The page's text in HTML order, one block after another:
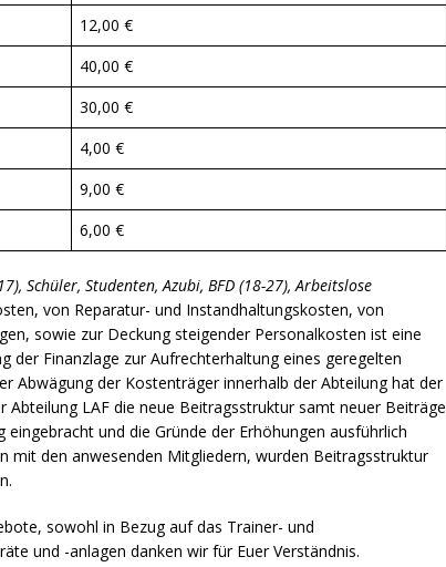
12,00 €
40,00 €
30,00 €
4,00 €
9,00 €
6,00 €
Schüler, Studenten, Azubi, BFD (18-27), Arbeitslose
von Reparatur- und Instandhaltungskosten, von
sowie zur Deckung steigender Personalkosten ist eine
der Finanzlage zur Aufrechterhaltung eines geregelten
Abwägung der Kostenträger innerhalb der Abteilung hat der
LAF die neue Beitragsstruktur samt neuer Beiträge
und die Gründe der Erhöhungen ausführlich
mit den anwesenden Mitgliedern, wurden Beitragsstruktur
sowohl in Bezug auf das Trainer- und
und -anlagen danken wir für Euer Verständnis.